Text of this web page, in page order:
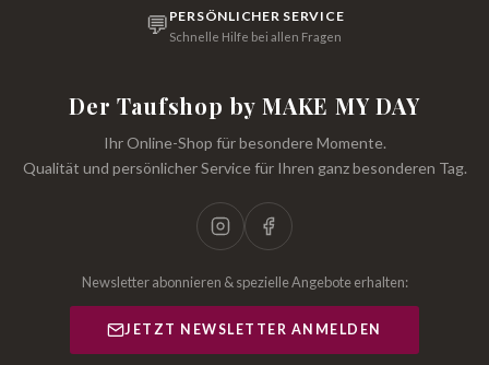
💬 PERSÖNLICHER SERVICE
Schnelle Hilfe bei allen Fragen
Der Taufshop by MAKE MY DAY
Ihr Online-Shop für besondere Momente.
Qualität und persönlicher Service für Ihren ganz besonderen Tag.
Newsletter abonnieren & spezielle Angebote erhalten:
JETZT NEWSLETTER ANMELDEN